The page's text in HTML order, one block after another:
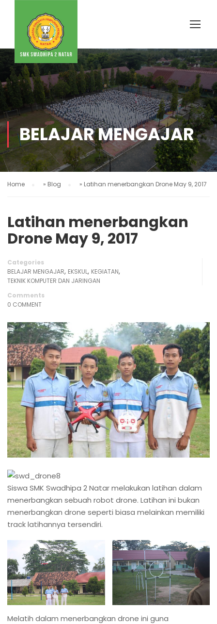
BELAJAR MENGAJAR
Home » Blog » Latihan menerbangkan Drone May 9, 2017
Latihan menerbangkan
Drone May 9, 2017
Categories
BELAJAR MENGAJAR, EKSKUL, KEGIATAN,
TEKNIK KOMPUTER DAN JARINGAN
Comments
0 COMMENT
Siswa SMK Swadhipa 2 Natar melakukan latihan dalam
menerbangkan sebuah robot drone. Latihan ini bukan
menerbangkan drone seperti biasa melainkan memiliki
track latihannya tersendiri.
Melatih dalam menerbangkan drone ini guna